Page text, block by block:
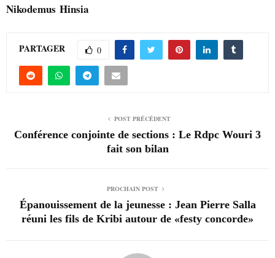
Nikodemus Hinsia
PARTAGER 0
POST PRÉCÉDENT
Conférence conjointe de sections : Le Rdpc Wouri 3
fait son bilan
PROCHAIN POST
Épanouissement de la jeunesse : Jean Pierre Salla
réuni les fils de Kribi autour de «festy concorde»